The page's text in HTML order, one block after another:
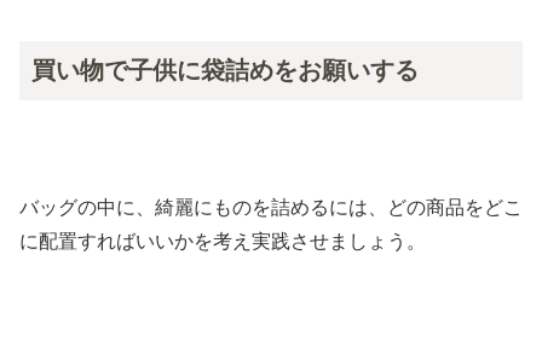
買い物で子供に袋詰めをお願いする
バッグの中に、綺麗にものを詰めるには、どの商品をどこ
に配置すればいいかを考え実践させましょう。